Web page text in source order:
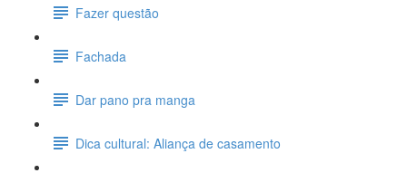
Fazer questão
Fachada
Dar pano pra manga
Dica cultural: Aliança de casamento